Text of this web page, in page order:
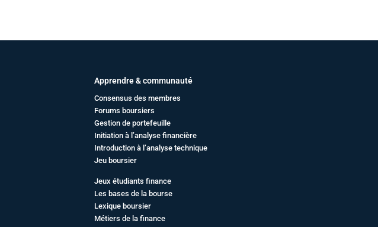
Apprendre & communauté
Consensus des membres
Forums boursiers
Gestion de portefeuille
Initiation à l’analyse financière
Introduction à l’analyse technique
Jeu boursier
Jeux étudiants finance
Les bases de la bourse
Lexique boursier
Métiers de la finance